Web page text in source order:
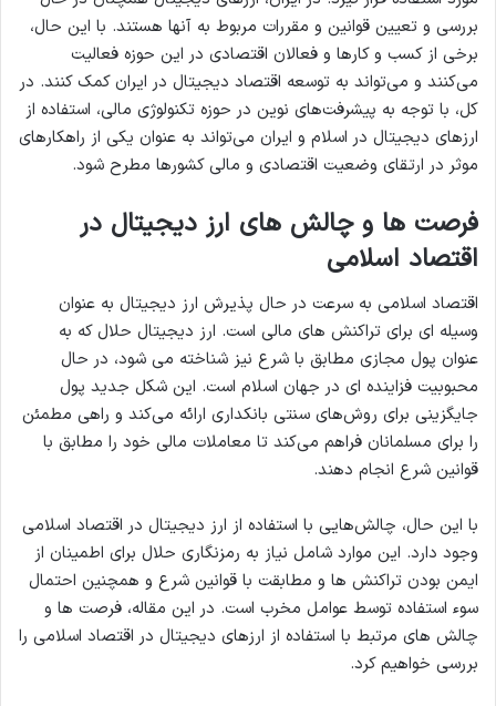
بررسی و تعیین قوانین و مقررات مربوط به آنها هستند. با این حال،
برخی از کسب و کارها و فعالان اقتصادی در این حوزه فعالیت
می‌کنند و می‌تواند به توسعه اقتصاد دیجیتال در ایران کمک کنند. در
کل، با توجه به پیشرفت‌های نوین در حوزه تکنولوژی مالی، استفاده از
ارزهای دیجیتال در اسلام و ایران می‌تواند به عنوان یکی از راهکارهای
موثر در ارتقای وضعیت اقتصادی و مالی کشورها مطرح شود.
فرصت ها و چالش های ارز دیجیتال در
اقتصاد اسلامی
اقتصاد اسلامی به سرعت در حال پذیرش ارز دیجیتال به عنوان
وسیله ای برای تراکنش های مالی است. ارز دیجیتال حلال که به
عنوان پول مجازی مطابق با شرع نیز شناخته می شود، در حال
محبوبیت فزاینده ای در جهان اسلام است. این شکل جدید پول
جایگزینی برای روش‌های سنتی بانکداری ارائه می‌کند و راهی مطمئن
را برای مسلمانان فراهم می‌کند تا معاملات مالی خود را مطابق با
قوانین شرع انجام دهند.
با این حال، چالش‌هایی با استفاده از ارز دیجیتال در اقتصاد اسلامی
وجود دارد. این موارد شامل نیاز به رمزنگاری حلال برای اطمینان از
ایمن بودن تراکنش ها و مطابقت با قوانین شرع و همچنین احتمال
سوء استفاده توسط عوامل مخرب است. در این مقاله، فرصت ها و
چالش های مرتبط با استفاده از ارزهای دیجیتال در اقتصاد اسلامی را
بررسی خواهیم کرد.